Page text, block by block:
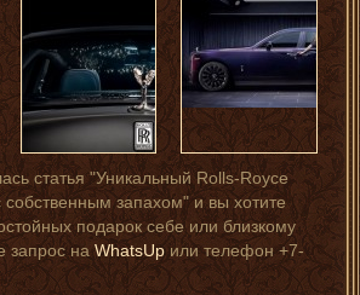
статья "Уникальный Rolls-Royce
запахом" и вы хотите
подарок себе или близкому
запрос наWhatsUp или телефон +7-